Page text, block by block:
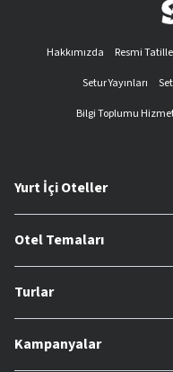
Hakkımızda Resmi
Setur Yayınları
Bilgi Toplumu
Yurt İçi Oteller
Otel Temaları
Turlar
Kampanyalar